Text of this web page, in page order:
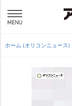
ホーム (オリコンニュース)